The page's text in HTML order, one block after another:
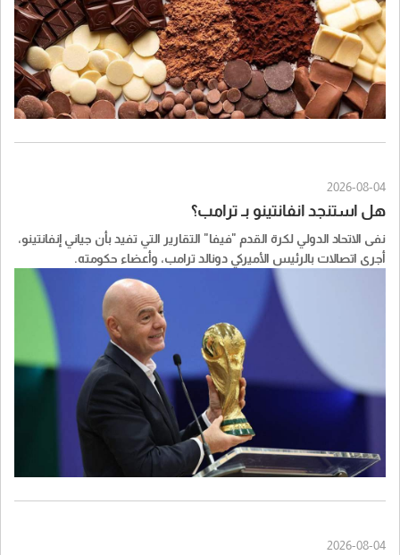
2026-08-04
هل استنجد انفانتينو بـ ترامب؟
نفى الاتحاد الدولي لكرة القدم "فيفا" التقارير التي تفيد بأن جياني إنفانتينو،
أجرى اتصالات بالرئيس الأميركي دونالد ترامب، وأعضاء حكومته.
2026-08-04